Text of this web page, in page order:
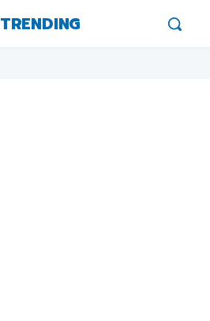
TRENDING